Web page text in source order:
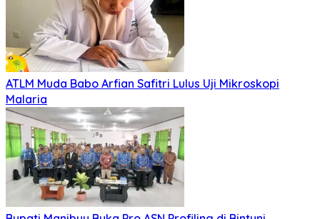
ATLM Muda Babo Arfian Safitri Lulus Uji Mikroskopi
Malaria